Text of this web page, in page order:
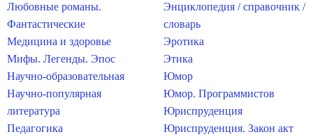
Любовные романы.
Фантастические
Медицина и здоровье
Мифы. Легенды. Эпос
Научно-образовательная
Научно-популярная
литература
Педагогика
Энциклопедия / справочник /
словарь
Эротика
Этика
Юмор
Юмор. Программистов
Юриспруденция
Юриспруденция. Закон акт